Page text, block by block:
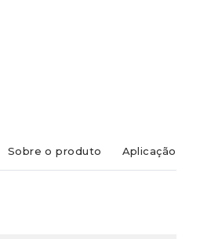
Sobre o produto Aplicação